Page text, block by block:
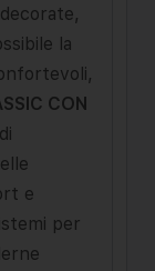
la
CON
e
per